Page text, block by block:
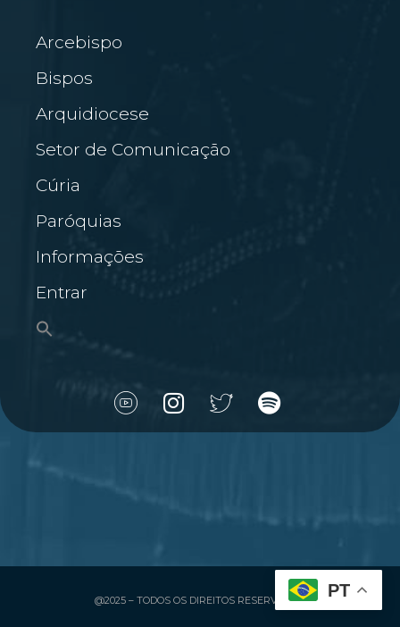
Arcebispo
Bispos
Arquidiocese
Setor de Comunicação
Cúria
Paróquias
Informações
Entrar
@2025 – TODOS OS DIREITOS RESERVADOS
PT